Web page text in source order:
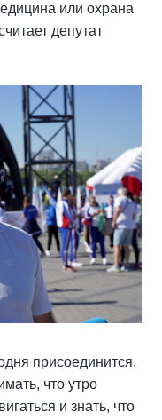
или охрана
депутат
присоединится,
что утро
и знать, что